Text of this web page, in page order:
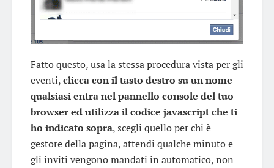
Fatto questo, usa la stessa procedura vista per gli
eventi,clicca con il tasto destro su un nome
qualsiasi entra nel pannello console del tuo
browser ed utilizza il codice javascript che ti
ho indicato sopra, scegli quello per chi è
gestore della pagina, attendi qualche minuto e
gli inviti vengono mandati in automatico, non